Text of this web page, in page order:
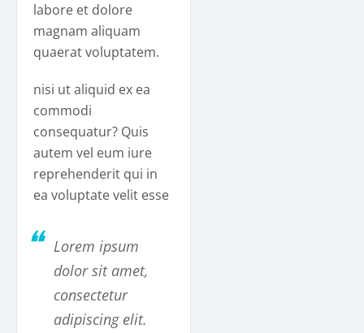
labore et dolore
magnam aliquam
quaerat voluptatem.
nisi ut aliquid ex ea
commodi
consequatur? Quis
autem vel eum iure
reprehenderit qui in
ea voluptate velit esse
❝ Lorem ipsum
dolor sit amet,
consectetur
adipiscing elit.